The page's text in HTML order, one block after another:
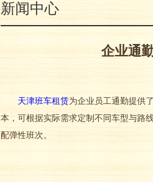
新闻中心
企业通
天津班车租赁为企业员工通勤提供
本，可根据实际需求定制不同车型与路
配弹性班次。